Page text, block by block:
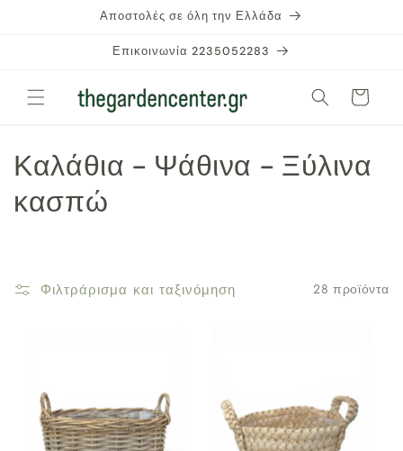
Αποστολές σε όλη την Ελλάδα
Επικοινωνία 2235052283
Καλάθι
Σ
υ
Καλάθια - Ψάθινα - Ξύλινα
κασπώ
Φιλτράρισμα και ταξινόμηση 28 προϊόντα